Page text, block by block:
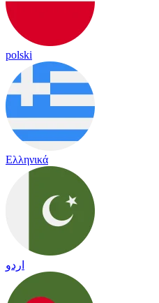
polski
Ελληνικά
اردو